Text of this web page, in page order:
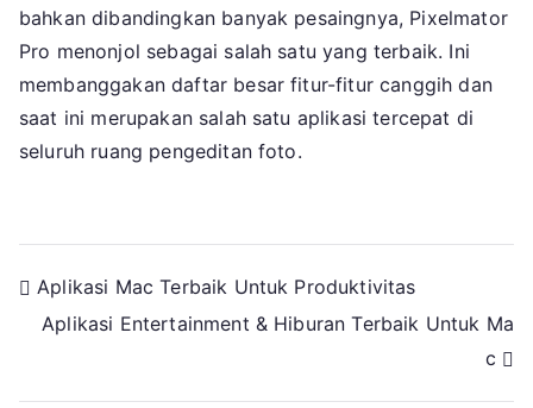
bahkan dibandingkan banyak pesaingnya, Pixelmator
Pro menonjol sebagai salah satu yang terbaik. Ini
membanggakan daftar besar fitur-fitur canggih dan
saat ini merupakan salah satu aplikasi tercepat di
seluruh ruang pengeditan foto.
Navigasi
pos
Aplikasi Mac Terbaik Untuk Produktivitas
Aplikasi Entertainment & Hiburan Terbaik Untuk Ma
c